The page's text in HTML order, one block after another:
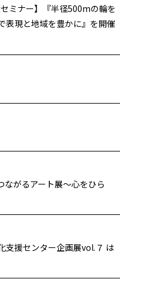
ミナー】『半径500mの輪を
表現と地域を豊かに』を開催
ながるアート展～心をひら
支援センター企画展vol.７ は